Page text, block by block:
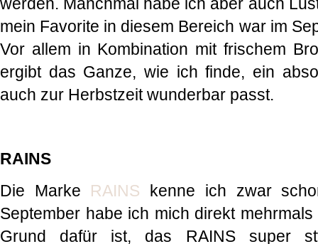
mein Favorite in diesem Bereich war im
Vor allem in Kombination mit frischem
ergibt das Ganze, wie ich finde, ein
auch zur Herbstzeit wunderbar passt.
RAINS
Die Marke RAINS kenne ich zwar
September habe ich mich direkt
Grund dafür ist, das RAINS super